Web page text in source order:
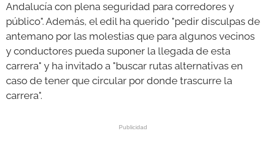
Andalucía con plena seguridad para corredores y
público". Además, el edil ha querido "pedir disculpas de
antemano por las molestias que para algunos vecinos
y conductores pueda suponer la llegada de esta
carrera" y ha invitado a "buscar rutas alternativas en
caso de tener que circular por donde trascurre la
carrera".